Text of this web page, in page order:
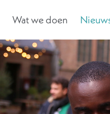
Wat we doen